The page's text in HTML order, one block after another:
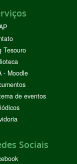
Tesouro
- Moodle
de eventos
Sociais